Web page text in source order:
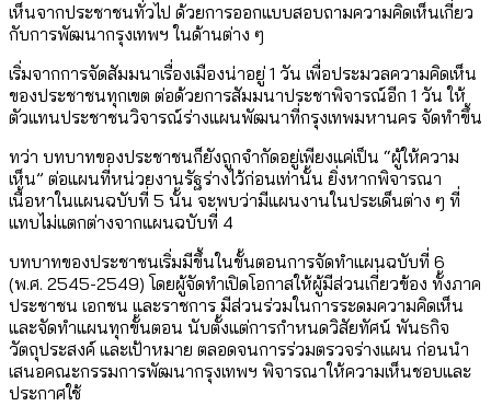
เห็นจากประชาชนทั่วไป ด้วยการออกแบบสอบถามความคิดเห็นเกี่ยว
กับการพัฒนากรุงเทพฯ ในด้านต่าง ๆ
เริ่มจากการจัดสัมมนาเรื่องเมืองน่าอยู่ 1 วัน เพื่อประมวลความคิดเห็น
ของประชาชนทุกเขต ต่อด้วยการสัมมนาประชาพิจารณ์อีก 1 วัน ให้
ตัวแทนประชาชนวิจารณ์ร่างแผนพัฒนาที่กรุงเทพมหานคร จัดทำขึ้น
ทว่า บทบาทของประชาชนก็ยังถูกจำกัดอยู่เพียงแค่เป็น “ผู้ให้ความ
เห็น” ต่อแผนที่หน่วยงานรัฐร่างไว้ก่อนเท่านั้น ยิ่งหากพิจารณา
เนื้อหาในแผนฉบับที่ 5 นั้น จะพบว่ามีแผนงานในประเด็นต่าง ๆ ที่
แทบไม่แตกต่างจากแผนฉบับที่ 4
บทบาทของประชาชนเริ่มมีขึ้นในขั้นตอนการจัดทำแผนฉบับที่ 6
(พ.ศ. 2545-2549) โดยผู้จัดทำเปิดโอกาสให้ผู้มีส่วนเกี่ยวข้อง ทั้งภาค
ประชาชน เอกชน และราชการ มีส่วนร่วมในการระดมความคิดเห็น
และจัดทำแผนทุกขั้นตอน นับตั้งแต่การกำหนดวิสัยทัศน์ พันธกิจ
วัตถุประสงค์ และเป้าหมาย ตลอดจนการร่วมตรวจร่างแผน ก่อนนำ
เสนอคณะกรรมการพัฒนากรุงเทพฯ พิจารณาให้ความเห็นชอบและ
ประกาศใช้